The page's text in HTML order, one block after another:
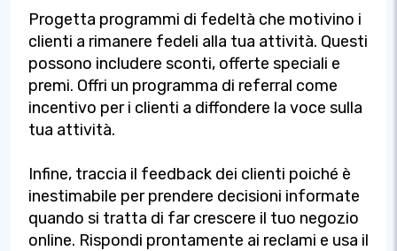
Progetta programmi di fedeltà che motivino i
clienti a rimanere fedeli alla tua attività. Questi
possono includere sconti, offerte speciali e
premi. Offri un programma di referral come
incentivo per i clienti a diffondere la voce sulla
tua attività.
Infine, traccia il feedback dei clienti poiché è
inestimabile per prendere decisioni informate
quando si tratta di far crescere il tuo negozio
online. Rispondi prontamente ai reclami e usa il